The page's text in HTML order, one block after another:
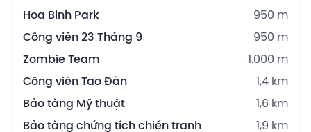
Hoa Binh Park
950 m
Công viên 23 Tháng 9
950 m
Zombie Team
1.000 m
Công viên Tao Đàn
1,4 km
Bảo tàng Mỹ thuật
1,6 km
Bảo tàng chứng tích chiến tranh
1,9 km